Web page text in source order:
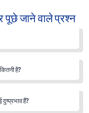
पूछे जाने वाले प्रश्न
है?
हैं?